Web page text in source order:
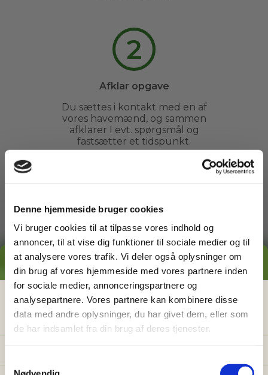
Denne hjemmeside bruger cookies
Vi bruger cookies til at tilpasse vores indhold og
annoncer, til at vise dig funktioner til sociale medier og til
at analysere vores trafik. Vi deler også oplysninger om
din brug af vores hjemmeside med vores partnere inden
for sociale medier, annonceringspartnere og
analysepartnere. Vores partnere kan kombinere disse
data med andre oplysninger, du har givet dem, eller som
de har indsamlet fra din brug af deres tjenester.
2
Afklar opgave
Du sættes i kontakt med en af
vores havemænd, og sammen
afklarer I evt. spørgsmål og
fastsætter et tidspunkt.
Arbejdet udføres
Du kan slappe af, mens din
havemand ordner din have. Du
behøver ikke engang være
hjemme.
4
GRATIS PRISESTIMAT
Hvad koster detegentligat få
hjælp i haven?
Få vores prisguide med faste timepriser, eksempler